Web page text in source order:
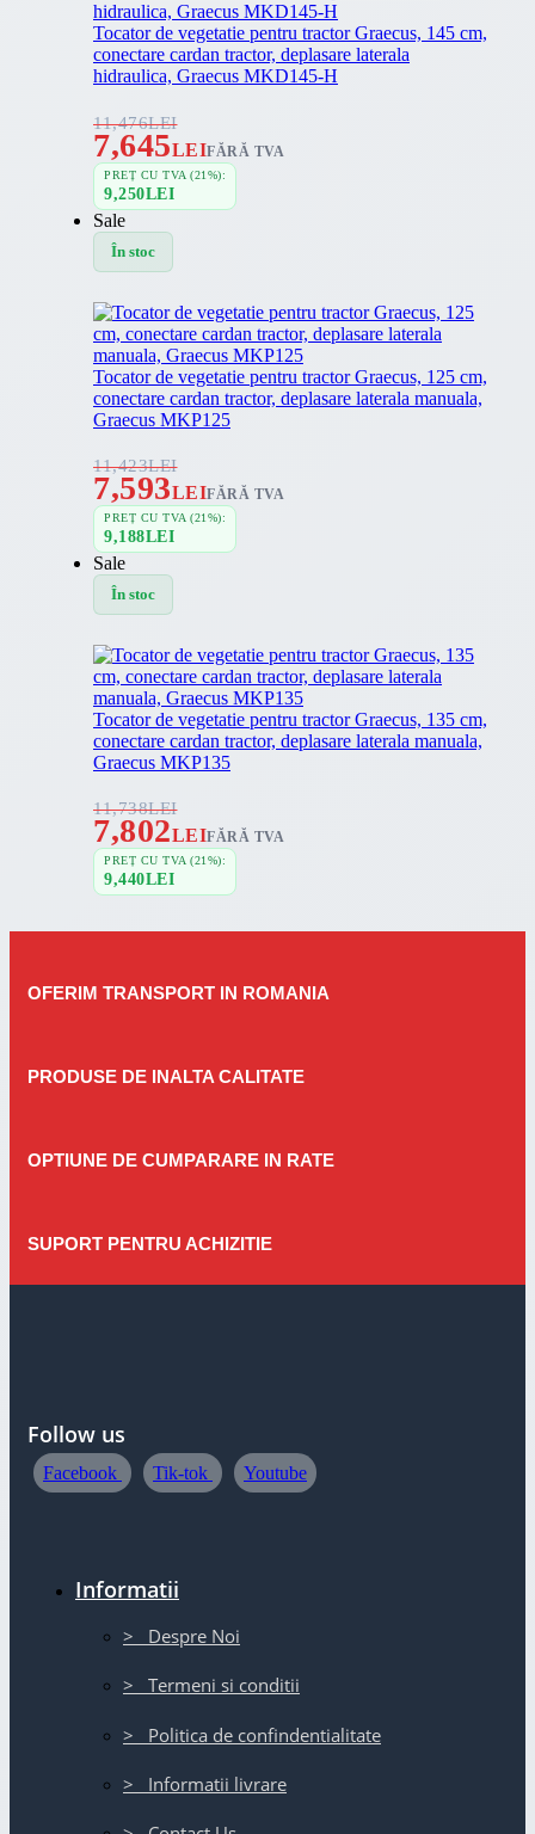
Tocator de vegetatie pentru tractor Graecus, 145 cm,
conectare cardan tractor, deplasare laterala
hidraulica, Graecus MKD145-H
11,476LEI
7,645LEIFĂRĂ TVA
PREȚ CU TVA (21%):
9,250LEI
Sale
În stoc
Tocator de vegetatie pentru tractor Graecus, 125 cm,
conectare cardan tractor, deplasare laterala manuala,
Graecus MKP125
11,423LEI
7,593LEIFĂRĂ TVA
PREȚ CU TVA (21%):
9,188LEI
Sale
În stoc
Tocator de vegetatie pentru tractor Graecus, 135 cm,
conectare cardan tractor, deplasare laterala manuala,
Graecus MKP135
11,738LEI
7,802LEIFĂRĂ TVA
PREȚ CU TVA (21%):
9,440LEI
OFERIM TRANSPORT IN ROMANIA
PRODUSE DE INALTA CALITATE
OPTIUNE DE CUMPARARE IN RATE
SUPORT PENTRU ACHIZITIE
Follow us
Facebook Tik-tok Youtube
Informatii
> Despre Noi
> Termeni si conditii
> Politica de confindentialitate
> Informatii livrare